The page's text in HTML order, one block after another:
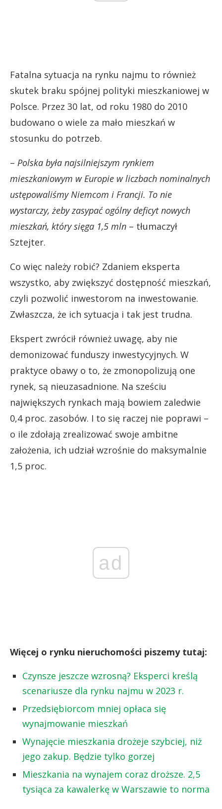
Fatalna sytuacja na rynku najmu to również
skutek braku spójnej polityki mieszkaniowej w
Polsce. Przez 30 lat, od roku 1980 do 2010
budowano o wiele za mało mieszkań w
stosunku do potrzeb.
– Polska była najsilniejszym rynkiem
mieszkaniowym w Europie w liczbach nominalnych
ustępowaliśmy Niemcom i Francji. To nie
wystarczy, żeby zasypać ogólny deficyt nowych
mieszkań, który sięga 1,5 mln – tłumaczył
Sztejter.
Co więc należy robić? Zdaniem eksperta
wszystko, aby zwiększyć dostępność mieszkań,
czyli pozwolić inwestorom na inwestowanie.
Zwłaszcza, że ich sytuacja i tak jest trudna.
Ekspert zwrócił również uwagę, aby nie
demonizować funduszy inwestycyjnych. W
praktyce obawy o to, że zmonopolizują one
rynek, są nieuzasadnione. Na sześciu
największych rynkach mają bowiem zaledwie
0,4 proc. zasobów. I to się raczej nie poprawi –
o ile zdołają zrealizować swoje ambitne
założenia, ich udział wzrośnie do maksymalnie
1,5 proc.
ad
Więcej o rynku nieruchomości piszemy tutaj:
Czynsze jeszcze wzrosną? Eksperci kreślą
scenariusze dla rynku najmu w 2023 r.
Przedsiębiorcom mniej opłaca się
wynajmowanie mieszkań
Wynajęcie mieszkania drożeje szybciej, niż
jego zakup. Będzie tylko gorzej
Mieszkania na wynajem coraz droższe. 2,5
tysiąca za kawalerkę w Warszawie to norma